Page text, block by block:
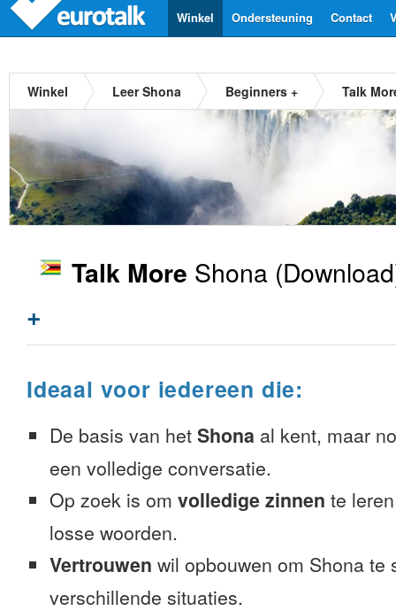
Contact
Ondersteuning
Winkel
Winkel Leer Shona Beginners + Talk
Talk More Shona
+
Ideaal voor iedereen die:
De basis van het Shona al kent, maar
een volledige conversatie.
Op zoek is om volledige zinnen te
losse woorden.
Vertrouwen wil opbouwen om Shona te
verschillende situaties.